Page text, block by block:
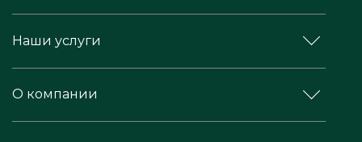
Наши услуги
О компании